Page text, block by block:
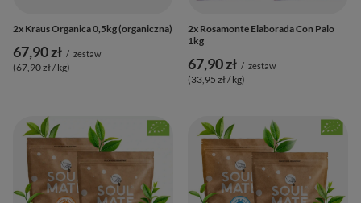
2x Kraus Organica 0,5kg (organiczna)
67,90 zł / zestaw
(67,90 zł / kg)
2x Rosamonte Elaborada Con Palo
1kg
67,90 zł / zestaw
(33,95 zł / kg)